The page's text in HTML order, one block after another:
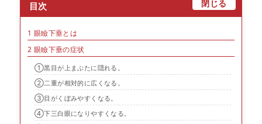
目次 閉じる
1 眼瞼下垂とは
2 眼瞼下垂の症状
①黒目が上まぶたに隠れる。
②二重が相対的に広くなる。
③目がくぼみやすくなる。
④下三白眼になりやすくなる。